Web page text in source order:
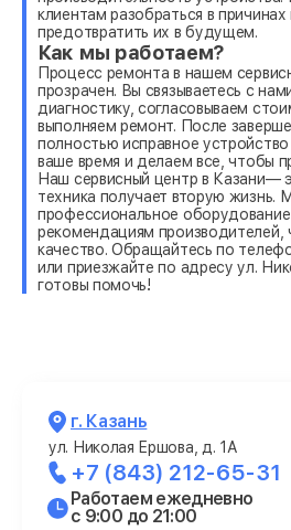
клиентам разобраться в
предотвратить их в будущем.
Как мы работаем?
Процесс ремонта в нашем
прозрачен. Вы связываетесь с
диагностику, согласовываем
выполняем ремонт. После
полностью исправное
ваше время и делаем все, чтобы
Наш сервисный центр в Казани—
техника получает вторую жизнь.
профессиональное
рекомендациям производителей,
качество. Обращайтесь по
или приезжайте по адресу ул.
готовы помочь!
г. Казань
ул. Николая Ершова, д. 1А
+7 (843) 212-65-31
Работаем ежедневно
с 9:00 до 21:00